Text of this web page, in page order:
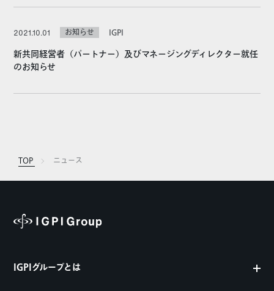
2021.10.01 お知らせ IGPI
新共同経営者（パートナー）及びマネージングディレクター就任
のお知らせ
TOP ニュース
IGPIグループとは